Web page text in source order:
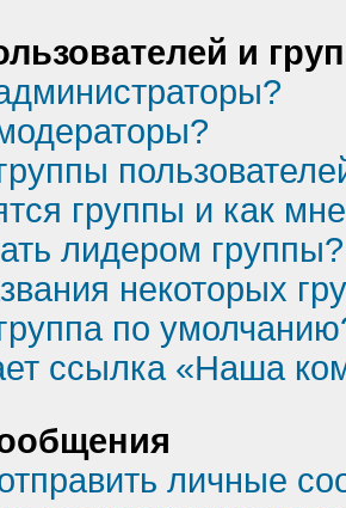
и
группы и как
лидером группы?
некоторых
по
ссылка «Наша
личные